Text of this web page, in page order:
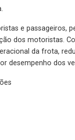
e passageiros,
dos motoristas.
da frota,
desempenho dos